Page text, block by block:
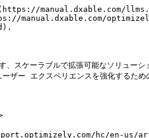
ットを追加しました。
* Account作成ページとロケーション ファインダー ページのウィジェット モーダルにロケーション ファインダー ウィジェットを追加しました。
* チェックアウト時に注文確認用の追加のメールアドレスを含める機能を追加しました。
* Tel: (電話番号) を URL として使用できる機能が追加されました。
* ウィジェットの追加モーダルにブループリント ウィジェットを追加しました。
* ネストされたリスト フィールド要素のドラッグ アンド ドロップが改善されました。
* Square Payment Connector を実装しました。
* [スライドショーウィジェットのスライドフィールドをコンテキストに合わせて](https://support.optimizely.com/hc/en-us/articles/7469177310093)変更し、よりカスタマイズしやすくしました。
* React 18 アップグレードのコンソール エラー メッセージが改善されました。
* パスワード変更後に現在のすべてのセッションからユーザーをログアウトする機能を追加しました
* Spire の再注文バリアントを更新しました。
* Spire に Datadog APM トレースを追加しました。
* ゲスト ユーザーが Spire の「配送先住所の作成を許可する」設定を無視できる機能を追加しました。
* 管理コンソールのExperimentの追加モーダルを更新し、ドロップダウン メニューから Spire サイトを削除しました。
* Spire のデータ テーブル コンポーネント (DataTableBody、DataTableCell、DataTableHead、DataTableHeader、および DataTableRow)、パネル メニュー、ドロワー、ページとページネーション、レイアウト テーブル、レイアウト セル、レイアウト グループ、メニュー、日付ピッカー、読み込みオーバーレイ、読み込みスピナー、モーダル、遅延イメージとリンク、トースト、ファイル アップロード、UnorderedList、OrderedList、および ListItem コンポーネントのテーマとコンポーネントから CSS をマージする機能を追加しました。
* Spire のツールチップ コンポーネントのテーマとコンポーネントから CSS をマージする機能を追加しました。
* [製品バッジ](https://support.optimizely.com/hc/en-us/articles/11286625266701)が追加されました。これにより、製品リスト、製品詳細、リスト ページ、製品カルーセル ウィジェットを含むその他のページなどに表示される製品カードに視覚的なインジケーターを適用できるようになりました。 これらのインジケーター (アイコン、画像、テキスト バッジ) は、製品の属性、プロモーション、または製品のステータスに基づいて顧客が購入を決定するのに役立つ重要な情報を表示します。
* [レイアウト ゾーンを削除するときに](https://support.optimizely.com/hc/en-us/articles/10142136185485-Layouts-in-Spire)、ウィジェットにコンテンツがあるページを表示する警告を追加しました。
* マイAccountのアクセシ